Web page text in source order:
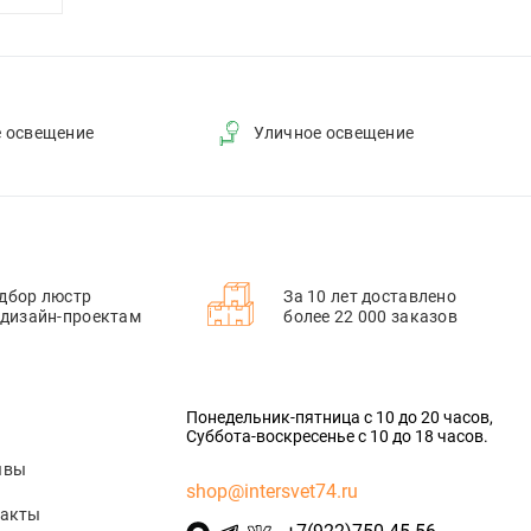
освещение Уличное освещение
люстр
проектам
За 10 лет доставлено
более 22 000 заказов
Понедельник-пятница с 10 до 20 часов,
Суббота-воскресенье с 10 до 18 часов.
shop@intersvet74.ru